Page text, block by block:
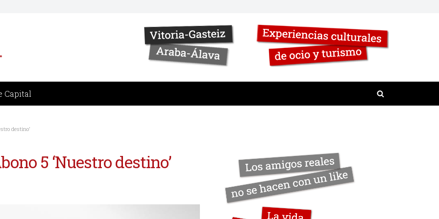
Capital
destino’
5 ‘Nuestro destino’